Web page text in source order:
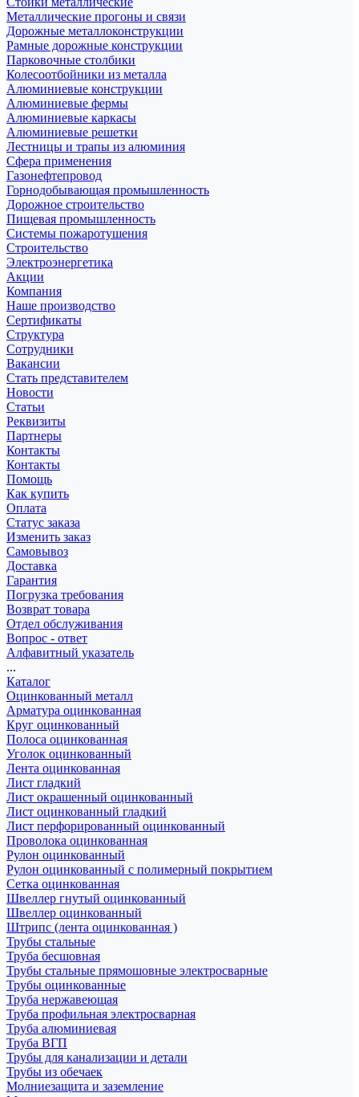
Металлические прогоны и связи
Дорожные металлоконструкции
Рамные дорожные конструкции
Парковочные столбики
Колесоотбойники из металла
Алюминиевые конструкции
Алюминиевые фермы
Алюминиевые каркасы
Алюминиевые решетки
Лестницы и трапы из алюминия
Сфера применения
Газонефтепровод
Горнодобывающая промышленность
Дорожное строительство
Пищевая промышленность
Системы пожаротушения
Строительство
Электроэнергетика
Акции
Компания
Наше производство
Сертификаты
Структура
Сотрудники
Вакансии
Стать представителем
Новости
Статьи
Реквизиты
Партнеры
Контакты
Контакты
Помощь
Как купить
Оплата
Статус заказа
Изменить заказ
Самовывоз
Доставка
Гарантия
Погрузка требования
Возврат товара
Отдел обслуживания
Вопрос - ответ
Алфавитный указатель
...
Каталог
Оцинкованный металл
Арматура оцинкованная
Круг оцинкованный
Полоса оцинкованная
Уголок оцинкованный
Лента оцинкованная
Лист гладкий
Лист окрашенный оцинкованный
Лист оцинкованный гладкий
Лист перфорированный оцинкованный
Проволока оцинкованная
Рулон оцинкованный
Рулон оцинкованный с полимерный покрытием
Сетка оцинкованная
Швеллер гнутый оцинкованный
Швеллер оцинкованный
Штрипс (лента оцинкованная )
Трубы стальные
Труба бесшовная
Трубы стальные прямошовные электросварные
Трубы оцинкованные
Труба нержавеющая
Труба профильная электросварная
Труба алюминиевая
Труба ВГП
Трубы для канализации и детали
Трубы из обечаек
Молниезащита и заземление